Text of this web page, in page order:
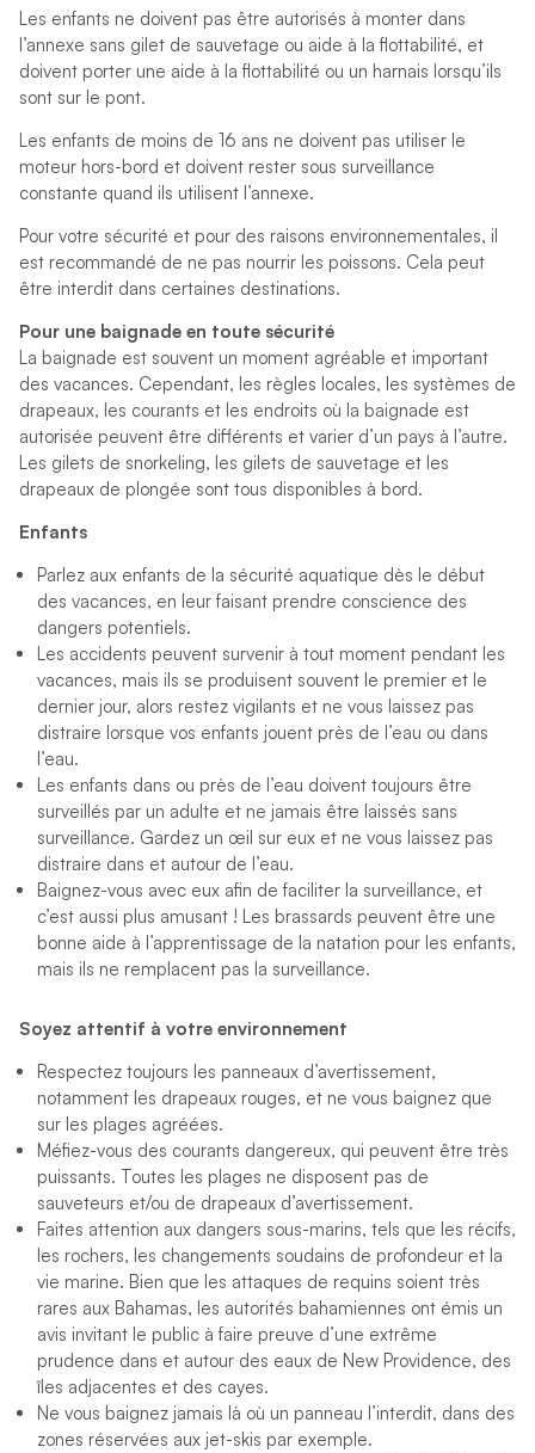
Les enfants ne doivent pas être autorisés à monter dans
l’annexe sans gilet de sauvetage ou aide à la flottabilité, et
doivent porter une aide à la flottabilité ou un harnais lorsqu’ils
sont sur le pont.
Les enfants de moins de 16 ans ne doivent pas utiliser le
moteur hors-bord et doivent rester sous surveillance
constante quand ils utilisent l’annexe.
Pour votre sécurité et pour des raisons environnementales, il
est recommandé de ne pas nourrir les poissons. Cela peut
être interdit dans certaines destinations.
Pour une baignade en toute sécurité
La baignade est souvent un moment agréable et important
des vacances. Cependant, les règles locales, les systèmes de
drapeaux, les courants et les endroits où la baignade est
autorisée peuvent être différents et varier d’un pays à l’autre.
Les gilets de snorkeling, les gilets de sauvetage et les
drapeaux de plongée sont tous disponibles à bord.
Enfants
Parlez aux enfants de la sécurité aquatique dès le début
des vacances, en leur faisant prendre conscience des
dangers potentiels.
Les accidents peuvent survenir à tout moment pendant les
vacances, mais ils se produisent souvent le premier et le
dernier jour, alors restez vigilants et ne vous laissez pas
distraire lorsque vos enfants jouent près de l’eau ou dans
l’eau.
Les enfants dans ou près de l’eau doivent toujours être
surveillés par un adulte et ne jamais être laissés sans
surveillance. Gardez un œil sur eux et ne vous laissez pas
distraire dans et autour de l’eau.
Baignez-vous avec eux afin de faciliter la surveillance, et
c’est aussi plus amusant ! Les brassards peuvent être une
bonne aide à l’apprentissage de la natation pour les enfants,
mais ils ne remplacent pas la surveillance.
Soyez attentif à votre environnement
Respectez toujours les panneaux d’avertissement,
notamment les drapeaux rouges, et ne vous baignez que
sur les plages agréées.
Méfiez-vous des courants dangereux, qui peuvent être très
puissants. Toutes les plages ne disposent pas de
sauveteurs et/ou de drapeaux d’avertissement.
Faites attention aux dangers sous-marins, tels que les récifs,
les rochers, les changements soudains de profondeur et la
vie marine. Bien que les attaques de requins soient très
rares aux Bahamas, les autorités bahamiennes ont émis un
avis invitant le public à faire preuve d’une extrême
prudence dans et autour des eaux de New Providence, des
îles adjacentes et des cayes.
Ne vous baignez jamais là où un panneau l’interdit, dans des
zones réservées aux jet-skis par exemple.